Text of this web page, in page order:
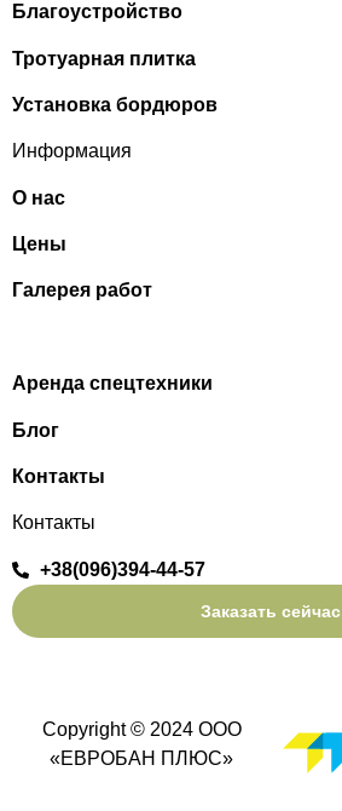
Благоустройство
Тротуарная плитка
Установка бордюров
Информация
О нас
Цены
Галерея работ
Аренда спецтехники
Блог
Контакты
Контакты
+38(096)394-44-57
Заказать сейчас
Copyright © 2024 ООО
«ЕВРОБАН ПЛЮС»